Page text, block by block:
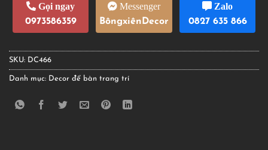
Gọi ngay
0973586359
Messenger
BôngxiênDecor
Zalo
0827 635 866
SKU: DC466
Danh mục: Decor để bàn trang trí